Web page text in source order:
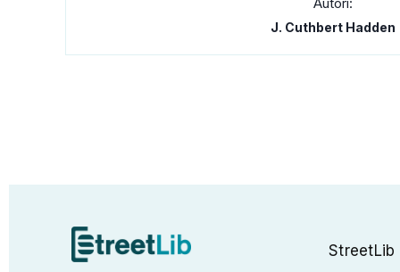
J. Cuthbert Hadden
StreetLib